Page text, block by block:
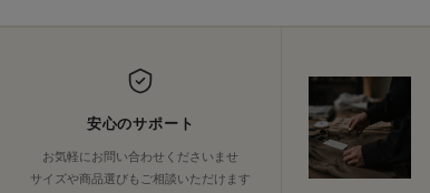
安心のサポート
お気軽にお問い合わせくださいませ
サイズや商品選びもご相談いただけます